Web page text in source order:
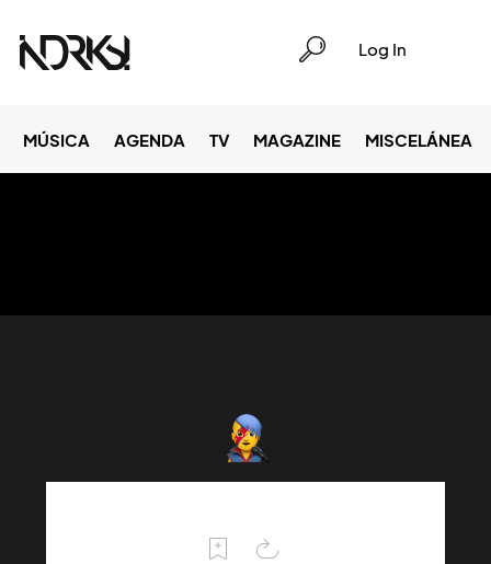
Log In
MÚSICA AGENDA TV MAGAZINE MISCELÁNEA